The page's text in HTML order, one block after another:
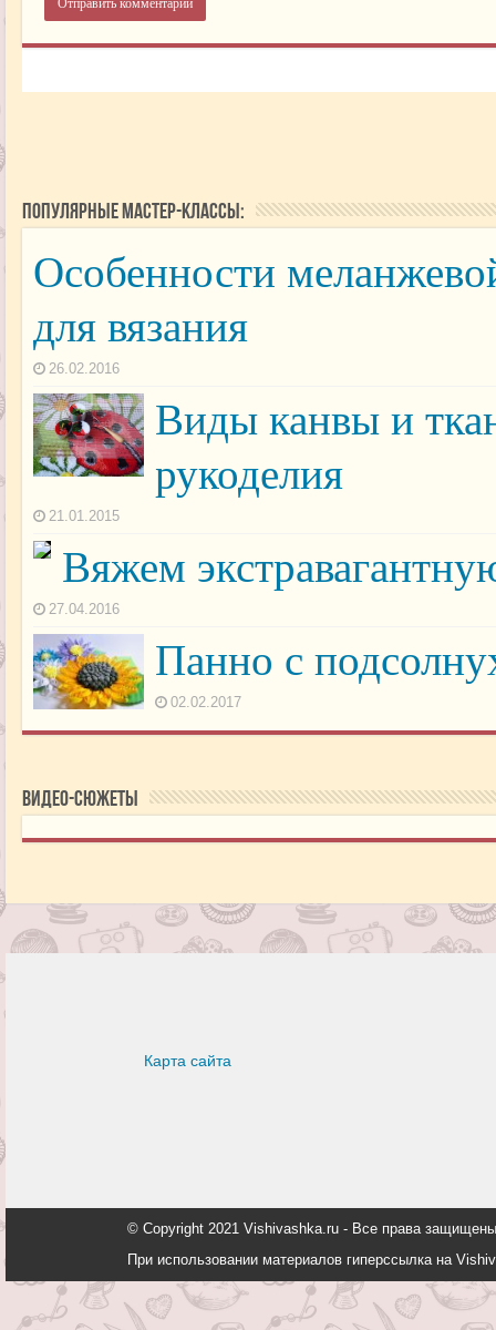
Популярные мастер-классы:
Особенности
для вязания
26.02.2016
Виды канвы и
рукоделия
21.01.2015
Вяжем
27.04.2016
Панно с
02.02.2017
Видео-сюжеты
Карта сайта
© Copyright 2021 Vishivashka.ru - Все права
При использовании материалов гиперссылка на